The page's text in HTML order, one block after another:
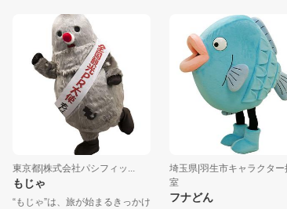
東京都|株式会社パシフィッ...
もじゃ
“もじゃ”は、旅が始まるきっかけ
埼玉県|羽生市キャラクター推進
フナどん